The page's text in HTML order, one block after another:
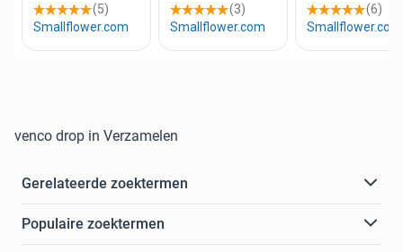
venco drop in Verzamelen
Gerelateerde zoektermen
Populaire zoektermen